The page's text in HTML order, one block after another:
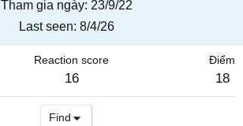
Tham gia ngày 23/9/22
Last seen 8/4/26
Reaction score
16
Điểm
18
Find